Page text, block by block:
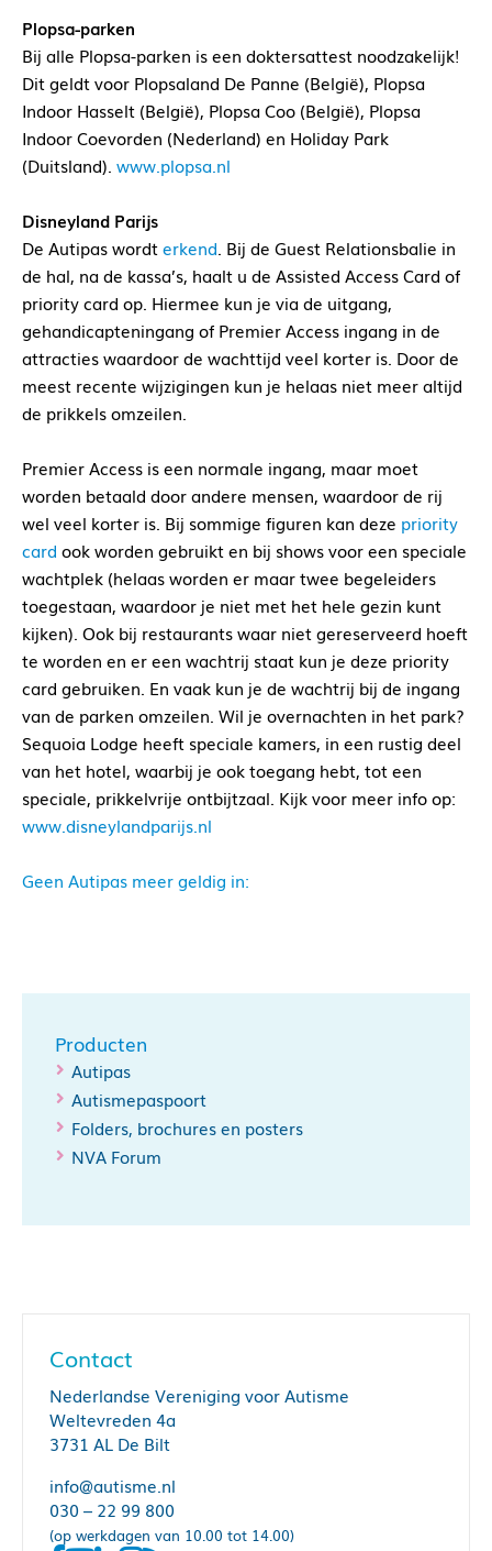
Plopsa-parken
Bij alle Plopsa-parken is een doktersattest noodzakelijk!
Dit geldt voor Plopsaland De Panne (België), Plopsa
Indoor Hasselt (België), Plopsa Coo (België), Plopsa
Indoor Coevorden (Nederland) en Holiday Park
(Duitsland). www.plopsa.nl
Disneyland Parijs
De Autipas wordterkend. Bij de Guest Relationsbalie in
de hal, na de kassa’s, haalt u de Assisted Access Card of
priority card op. Hiermee kun je via de uitgang,
gehandicapteningang of Premier Access ingang in de
attracties waardoor de wachttijd veel korter is. Door de
meest recente wijzigingen kun je helaas niet meer altijd
de prikkels omzeilen.
Premier Access is een normale ingang, maar moet
worden betaald door andere mensen, waardoor de rij
wel veel korter is. Bij sommige figuren kan deze priority
card ook worden gebruikt en bij shows voor een speciale
wachtplek (helaas worden er maar twee begeleiders
toegestaan, waardoor je niet met het hele gezin kunt
kijken). Ook bij restaurants waar niet gereserveerd hoeft
te worden en er een wachtrij staat kun je deze priority
card gebruiken. En vaak kun je de wachtrij bij de ingang
van de parken omzeilen. Wil je overnachten in het park?
Sequoia Lodge heeft speciale kamers, in een rustig deel
van het hotel, waarbij je ook toegang hebt, tot een
speciale, prikkelvrije ontbijtzaal. Kijk voor meer info op:
www.disneylandparijs.nl
Geen Autipas meer geldig in:
Producten
Autipas
Autismepaspoort
Folders, brochures en posters
NVA Forum
Contact
Nederlandse Vereniging voor Autisme
Weltevreden 4a
3731 AL De Bilt
info@autisme.nl
030 – 22 99 800
(op werkdagen van 10.00 tot 14.00)